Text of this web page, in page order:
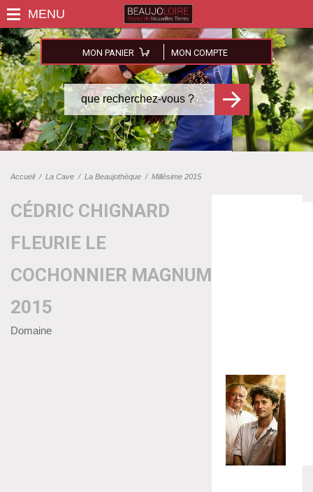
MON PANIER MON COMPTE
Accueil/ La Cave / La Beaujothèque / Millésime 2015
CÉDRIC CHIGNARD
FLEURIE LE
COCHONNIER MAGNUM
2015
Domaine